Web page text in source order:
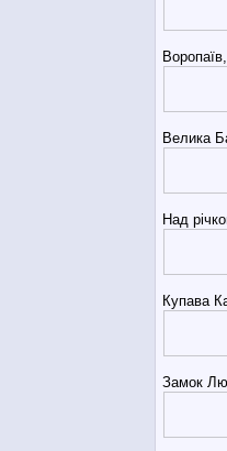
Велика
Над
Купава
Замок